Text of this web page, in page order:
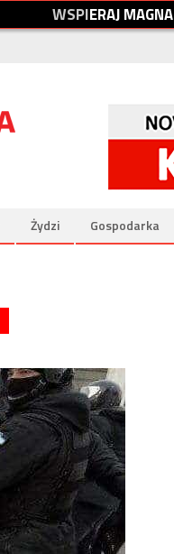
WSPIERAJMAGNA
Żydzi Gospodarka